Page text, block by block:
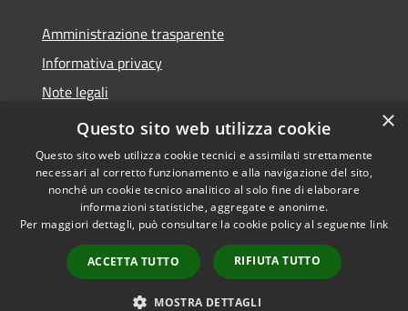
Amministrazione trasparente
Informativa privacy
Note legali
Dichiarazione di accessibilità
Accessibilità
Copyright © 2026 • Comune di
Castiglione della Pescaia •
Powered byMunicipium
Accesso redazione
×
Questo sito web utilizza cookie
Questo sito web utilizza cookie tecnici e assimilati strettamente
necessari al corretto funzionamento e alla navigazione del sito,
nonché un cookie tecnico analitico al solo fine di elaborare
informazioni statistiche, aggregate e anonime.
Per maggiori dettagli, può consultare la cookie policy al seguente link
ACCETTA TUTTO RIFIUTA TUTTO
MOSTRA DETTAGLI